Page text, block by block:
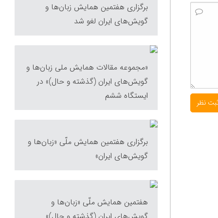
برگزاری هفتمین همایش زبان‌ها و
گویش‌های ایران لغو شد
«مجموعه مقالات همایش ملی زبان‌ها و
گویش‌های ایران (گذشته و حال)» در
ایستگاه ششم
برگزاری هفتمین همایش ملّی «زبان‌ها و
گویش‌های ایران»
هفتمین همایش ملّی «زبان‌ها و